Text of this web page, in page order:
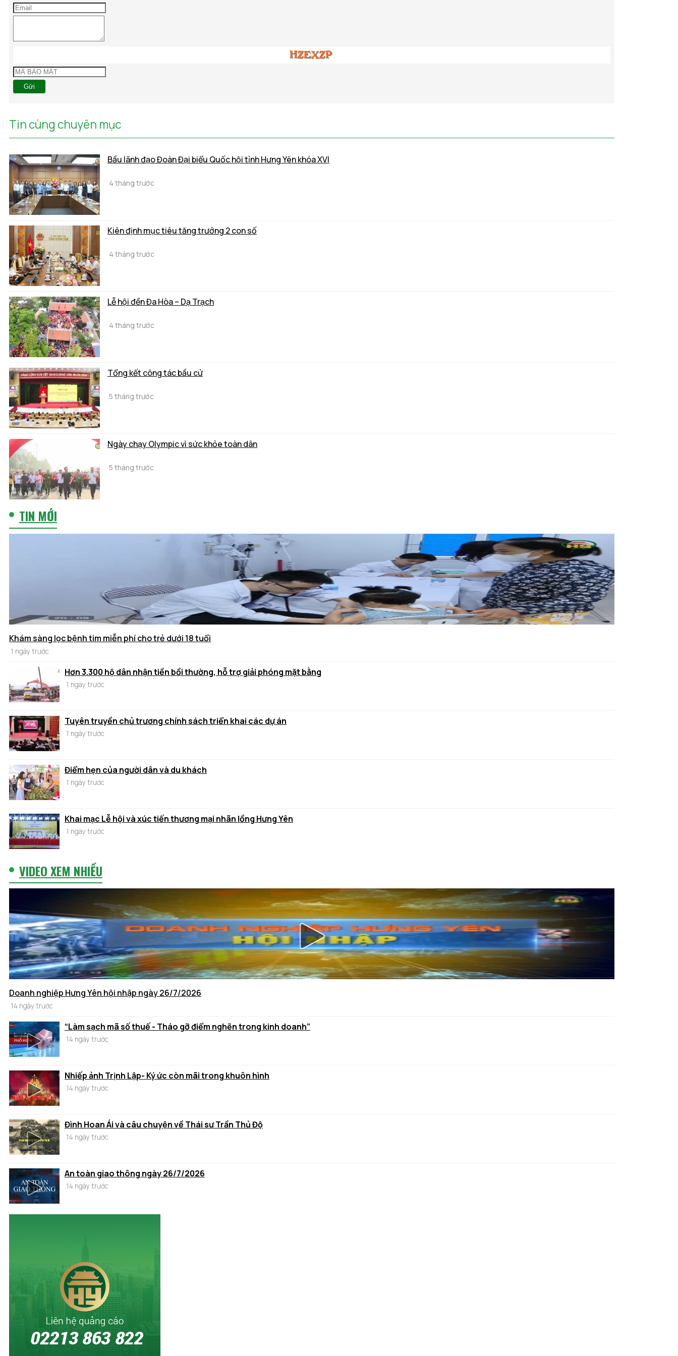
Gửi
Tin cùng chuyên mục
Bầu lãnh đạo Đoàn Đại biểu Quốc hội tỉnh Hưng Yên khóa XVI
4 tháng trước
Kiên định mục tiêu tăng trưởng 2 con số
4 tháng trước
Lễ hội đền Đa Hòa – Dạ Trạch
4 tháng trước
Tổng kết công tác bầu cử
5 tháng trước
Ngày chạy Olympic vì sức khỏe toàn dân
5 tháng trước
TIN MỚI
Khám sàng lọc bệnh tim miễn phí cho trẻ dưới 18 tuổi
1 ngày trước
Hơn 3.300 hộ dân nhận tiền bồi thường, hỗ trợ giải phóng mặt bằng
1 ngày trước
Tuyên truyền chủ trương chính sách triển khai các dự án
1 ngày trước
Điểm hẹn của người dân và du khách
1 ngày trước
Khai mạc Lễ hội và xúc tiến thương mại nhãn lồng Hưng Yên
1 ngày trước
VIDEO XEM NHIỀU
Doanh nghiệp Hưng Yên hội nhập ngày 26/7/2026
14 ngày trước
“Làm sạch mã số thuế - Tháo gỡ điểm nghẽn trong kinh doanh”
14 ngày trước
Nhiếp ảnh Trịnh Lập- Ký ức còn mãi trong khuôn hình
14 ngày trước
Đình Hoan Ái và câu chuyện về Thái sư Trần Thủ Độ
14 ngày trước
An toàn giao thông ngày 26/7/2026
14 ngày trước